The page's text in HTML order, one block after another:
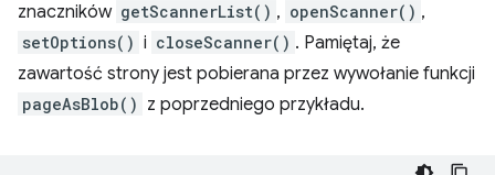
znaczników getScannerList() , openScanner() ,
setOptions() i closeScanner() . Pamiętaj, że
zawartość strony jest pobierana przez wywołanie funkcji
pageAsBlob() z poprzedniego przykładu.